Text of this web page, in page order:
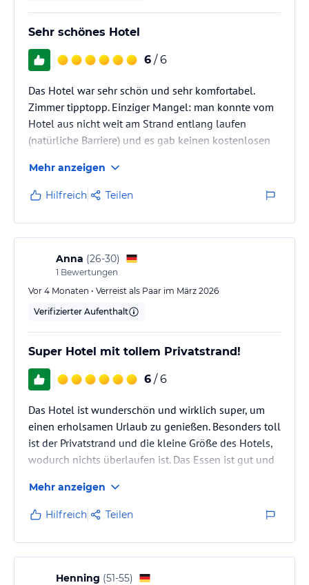
Sehr schönes Hotel
6 / 6
Das Hotel war sehr schön und sehr komfortabel.
Zimmer tipptopp. Einziger Mangel: man konnte vom
Hotel aus nicht weit am Strand entlang laufen
(natürliche Barriere) und es gab keinen kostenlosen
kostete 40 USDollar- was einfach zu teuer war
Mehr anzeigen
Hilfreich Teilen
Anna (26-30)
1 Bewertungen
Vor 4 Monaten • Verreist als Paar im März 2026
Verifizierter Aufenthalt
Super Hotel mit tollem Privatstrand!
6 / 6
Das Hotel ist wunderschön und wirklich super, um
einen erholsamen Urlaub zu genießen. Besonders toll
ist der Privatstrand und die kleine Größe des Hotels,
wodurch nichts überlaufen ist. Das Essen ist gut und
Angebote können auch Unternehmungen außerhalb
des Hotels gemacht werden. Definitiv Empfehlung
Mehr anzeigen
Hilfreich Teilen
Henning (51-55)